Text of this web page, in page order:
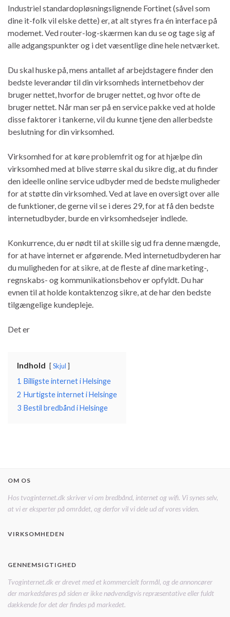
Industriel standardopløsningslignende Fortinet (såvel som
dine it-folk vil elske dette) er, at alt styres fra én interface på
modemet. Ved router-log-skærmen kan du se og tage sig af
alle adgangspunkter og i det væsentlige dine hele netværket.
Du skal huske på, mens antallet af arbejdstagere finder den
bedste leverandør til din virksomheds internetbehov der
bruger nettet, hvorfor de bruger nettet, og hvor ofte de
bruger nettet. Når man ser på en service pakke ved at holde
disse faktorer i tankerne, vil du kunne tjene den allerbedste
beslutning for din virksomhed.
Virksomhed for at køre problemfrit og for at hjælpe din
virksomhed med at blive større skal du sikre dig, at du finder
den ideelle online service udbyder med de bedste muligheder
for at støtte din virksomhed. Ved at lave en oversigt over alle
de funktioner, de gerne vil se i deres 29, for at få den bedste
internetudbyder, burde en virksomhedsejer indlede.
Konkurrence, du er nødt til at skille sig ud fra denne mængde,
for at have internet er afgørende. Med internetudbyderen har
du muligheden for at sikre, at de fleste af dine marketing-,
regnskabs- og kommunikationsbehov er opfyldt. Du har
evnen til at holde kontaktenzog sikre, at de har den bedste
tilgængelige kundepleje.
Det er
Indhold Skjul
1 Billigste internet i Helsinge
2 Hurtigste internet i Helsinge
3 Bestil bredbånd i Helsinge
OM OS
Hos tvoginternet.dk skriver vi om bredbånd, internet og wifi. Vi synes selv,
at vi er eksperter på området, og derfor vil vi dele ud af vores viden.
VIRKSOMHEDEN
GENNEMSIGTIGHED
Tvoginternet.dk er drevet med et kommercielt formål, og de annoncører
der markedsføres på siden er ikke nødvendigvis repræsentative eller fuldt
dækkende for det der findes på markedet.